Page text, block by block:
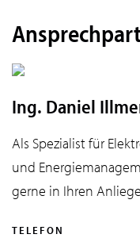
Ing. Daniel
Als Spezialist für
und
gerne in Ihren
TELEFON